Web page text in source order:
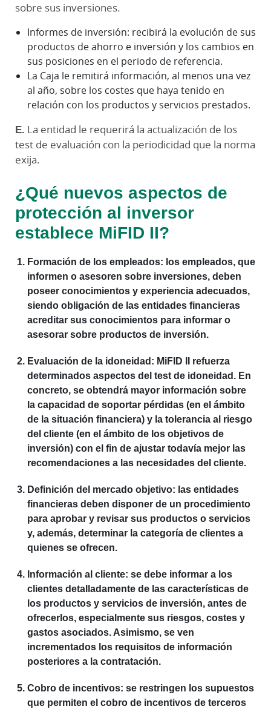
sobre sus inversiones.
Informes de inversión: recibirá la evolución de sus
productos de ahorro e inversión y los cambios en
sus posiciones en el periodo de referencia.
La Caja le remitirá información, al menos una vez
al año, sobre los costes que haya tenido en
relación con los productos y servicios prestados.
E. La entidad le requerirá la actualización de los
test de evaluación con la periodicidad que la norma
exija.
¿Qué nuevos aspectos de
protección al inversor
establece MiFID II?
Formación de los empleados: los empleados, que
informen o asesoren sobre inversiones, deben
poseer conocimientos y experiencia adecuados,
siendo obligación de las entidades financieras
acreditar sus conocimientos para informar o
asesorar sobre productos de inversión.
Evaluación de la idoneidad: MiFID II refuerza
determinados aspectos del test de idoneidad. En
concreto, se obtendrá mayor información sobre
la capacidad de soportar pérdidas (en el ámbito
de la situación financiera) y la tolerancia al riesgo
del cliente (en el ámbito de los objetivos de
inversión) con el fin de ajustar todavía mejor las
recomendaciones a las necesidades del cliente.
Definición del mercado objetivo: las entidades
financieras deben disponer de un procedimiento
para aprobar y revisar sus productos o servicios
y, además, determinar la categoría de clientes a
quienes se ofrecen.
Información al cliente: se debe informar a los
clientes detalladamente de las características de
los productos y servicios de inversión, antes de
ofrecerlos, especialmente sus riesgos, costes y
gastos asociados. Asimismo, se ven
incrementados los requisitos de información
posteriores a la contratación.
Cobro de incentivos: se restringen los supuestos
que permiten el cobro de incentivos de terceros